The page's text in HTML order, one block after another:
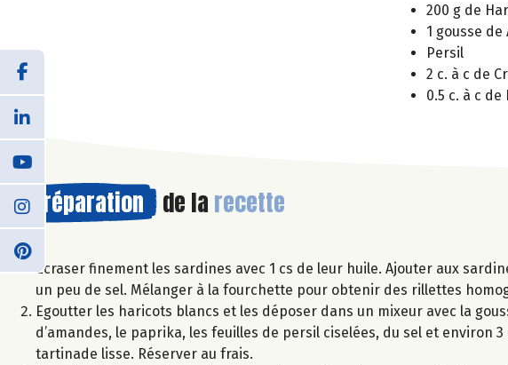
200 g de
1 gousse de
Persil
2 c. à c de
0.5 c. à c de
Préparation de la recette
Ecraser finement les sardines avec 1 cs de leur huile. Ajouter aux
un peu de sel. Mélanger à la fourchette pour obtenir des rillettes
Egoutter les haricots blancs et les déposer dans un mixeur avec la
d’amandes, le paprika, les feuilles de persil ciselées, du sel et environ
tartinade lisse. Réserver au frais.